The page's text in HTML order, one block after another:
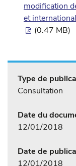
modification
et
(0.47 MB)
Type de
Consultation
Date du
12/01/2018
Date de
12/01/2018